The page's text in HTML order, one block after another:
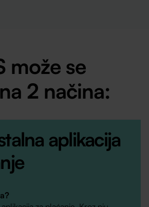
može se
2 načina:
aplikacija